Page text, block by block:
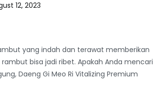
12, 2023
yang indah dan terawat memberikan
bisa jadi ribet. Apakah Anda mencari
Daeng Gi Meo Ri Vitalizing Premium